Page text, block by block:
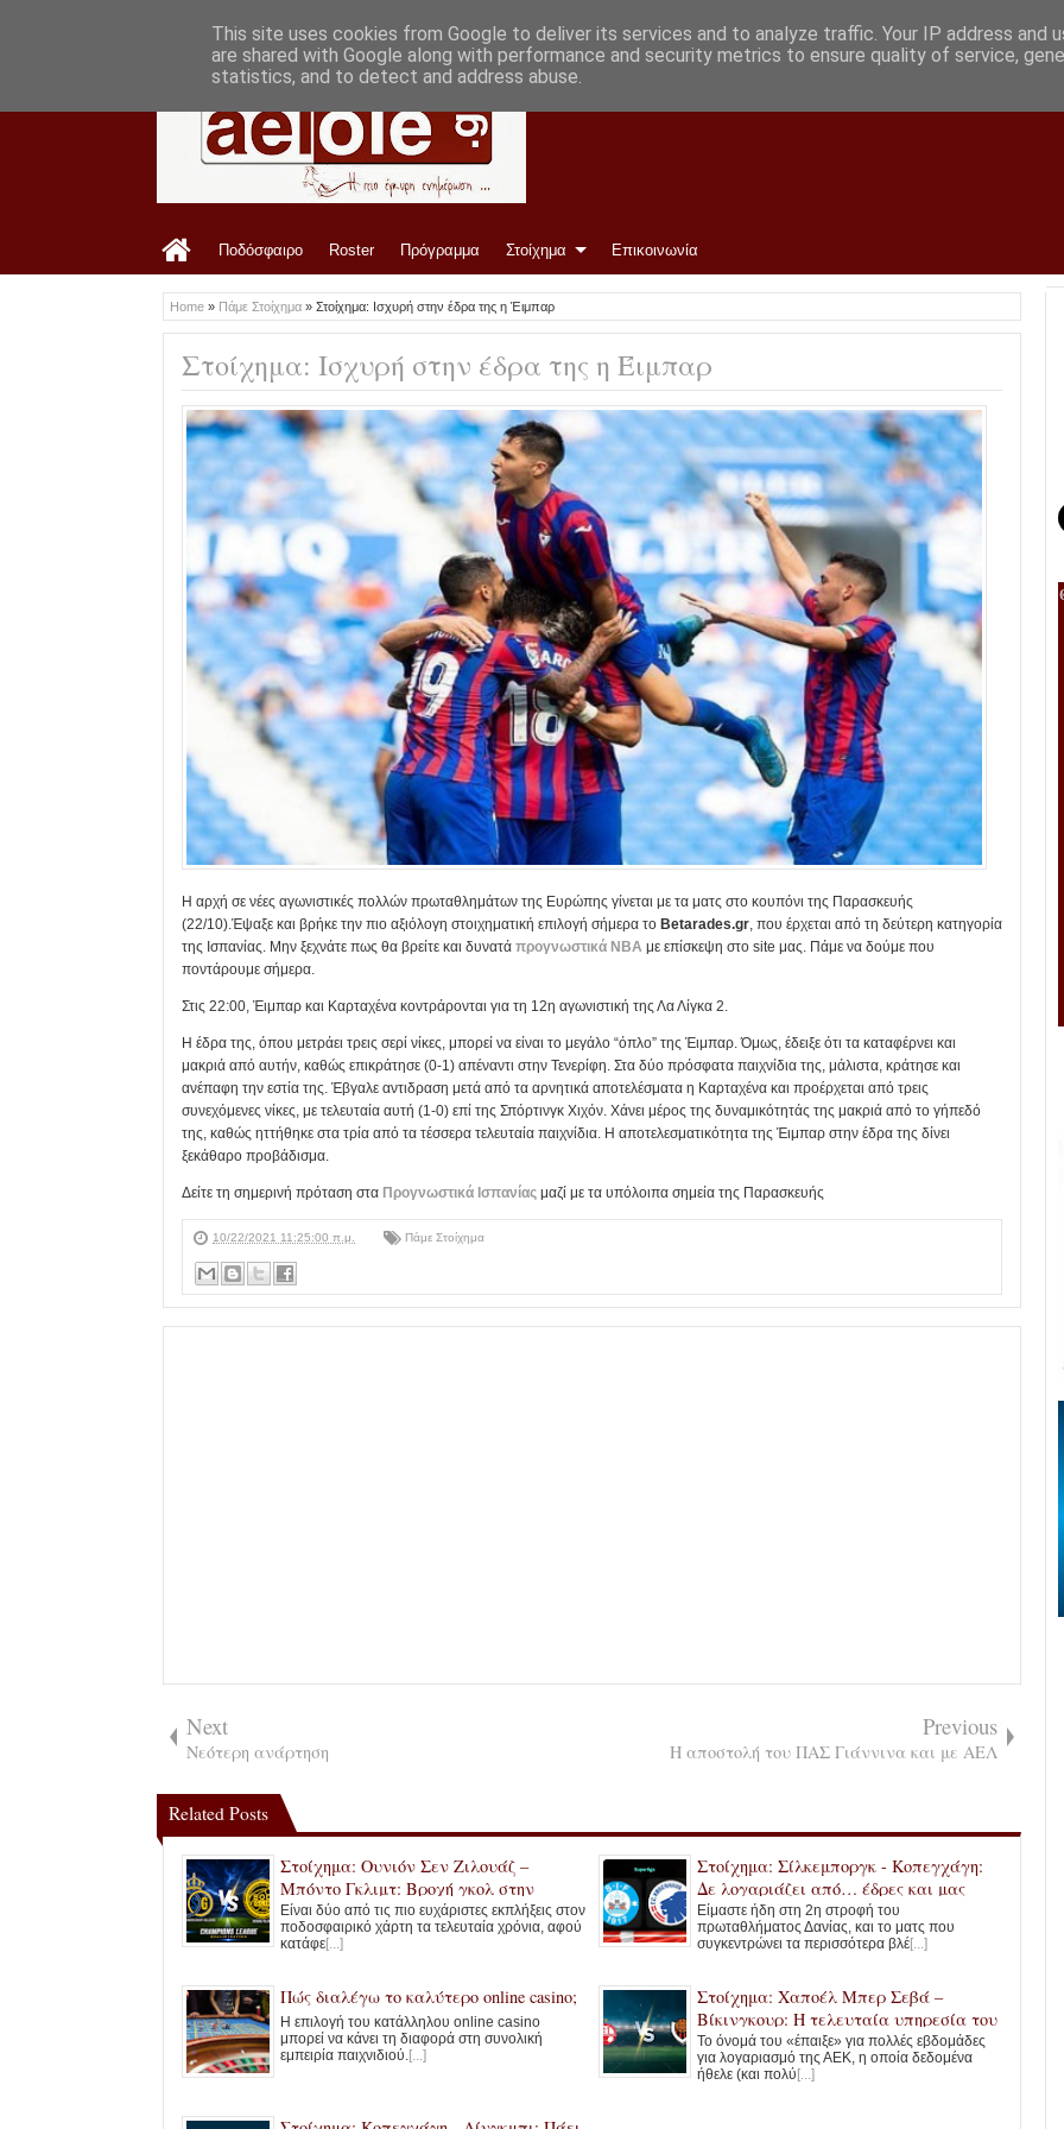
Ποδόσφαιρο Roster Πρόγραμμα Στοίχημα Επικοινωνία
Home » Πάμε Στοίχημα » Στοίχημα: Ισχυρή στην έδρα της η Έιμπαρ
Στοίχημα: Ισχυρή στην έδρα της η Έιμπαρ
Η αρχή σε νέες αγωνιστικές πολλών πρωταθλημάτων της Ευρώπης γίνεται με τα ματς στο κουπόνι της Παρασκευής
(22/10).Έψαξε και βρήκε την πιο αξιόλογη στοιχηματική επιλογή σήμερα το Betarades.gr, που έρχεται από τη δεύτερη κατηγορία
της Ισπανίας. Μην ξεχνάτε πως θα βρείτε και δυνατά προγνωστικά NBA με επίσκεψη στο site μας. Πάμε να δούμε που
ποντάρουμε σήμερα.
Στις 22:00, Έιμπαρ και Καρταχένα κοντράρονται για τη 12η αγωνιστική της Λα Λίγκα 2.
Η έδρα της, όπου μετράει τρεις σερί νίκες, μπορεί να είναι το μεγάλο “όπλο” της Έιμπαρ. Όμως, έδειξε ότι τα καταφέρνει και
μακριά από αυτήν, καθώς επικράτησε (0-1) απέναντι στην Τενερίφη. Στα δύο πρόσφατα παιχνίδια της, μάλιστα, κράτησε και
ανέπαφη την εστία της. Έβγαλε αντιδραση μετά από τα αρνητικά αποτελέσματα η Καρταχένα και προέρχεται από τρεις
συνεχόμενες νίκες, με τελευταία αυτή (1-0) επί της Σπόρτινγκ Χιχόν. Χάνει μέρος της δυναμικότητάς της μακριά από το γήπεδό
της, καθώς ηττήθηκε στα τρία από τα τέσσερα τελευταία παιχνίδια. Η αποτελεσματικότητα της Έιμπαρ στην έδρα της δίνει
ξεκάθαρο προβάδισμα.
Δείτε τη σημερινή πρόταση στα Προγνωστικά Ισπανίας μαζί με τα υπόλοιπα σημεία της Παρασκευής
10/22/2021 11:25:00 π.μ. Πάμε Στοίχημα
Next
Νεότερη ανάρτηση
Previous
Η αποστολή του ΠΑΣ Γιάννινα και με ΑΕΛ
Related Posts
Στοίχημα: Ουνιόν Σεν Ζιλουάζ –
Μπόντο Γκλιμτ: Βροχή γκολ στην
Οστάνδη
Είναι δύο από τις πιο ευχάριστες εκπλήξεις στον
ποδοσφαιρικό χάρτη τα τελευταία χρόνια, αφού
κατάφε[...]
Στοίχημα: Σίλκεμποργκ - Κοπεγχάγη:
Δε λογαριάζει από… έδρες και μας
δίνει το 1.70!
Είμαστε ήδη στη 2η στροφή του
πρωταθλήματος Δανίας, και το ματς που
συγκεντρώνει τα περισσότερα βλέ[...]
Πώς διαλέγω το καλύτερο online casino;
Η επιλογή του κατάλληλου online casino
μπορεί να κάνει τη διαφορά στη συνολική
εμπειρία παιχνιδιού.[...]
Στοίχημα: Χαποέλ Μπερ Σεβά –
Βίκινγκουρ: Η τελευταία υπηρεσία του
Κάνγκουα
Το όνομά του «έπαιξε» για πολλές εβδομάδες
για λογαριασμό της ΑΕΚ, η οποία δεδομένα
ήθελε (και πολύ[...]
This site uses cookies from Google to deliver its services and to analyze traffic. Your IP address and
are shared with Google along with performance and security metrics to ensure quality of service,
statistics, and to detect and address abuse.